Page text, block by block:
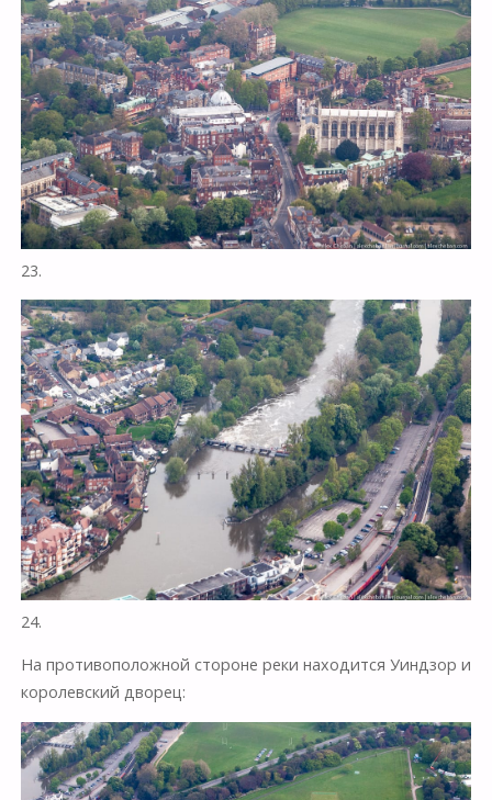
23.
24.
На противоположной стороне реки находится Уиндзор и
королевский дворец: